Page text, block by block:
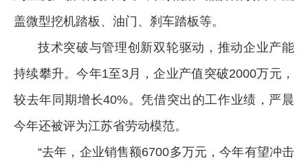
盖微型挖机踏板、油门、刹车踏板等。
技术突破与管理创新双轮驱动，推动企业产能
持续攀升。今年1至3月，企业产值突破2000万元，
较去年同期增长40%。凭借突出的工作业绩，严晨
今年还被评为江苏省劳动模范。
“去年，企业销售额6700多万元，今年有望冲击